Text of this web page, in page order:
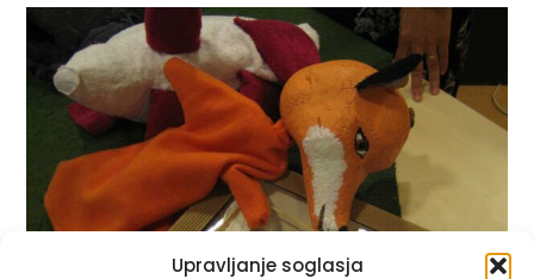
Upravljanje soglasja